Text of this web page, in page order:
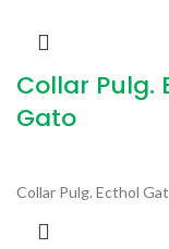
Collar Pulg.
Gato
Collar Pulg. Ecthol